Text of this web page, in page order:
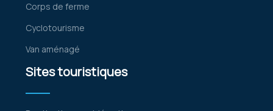
Corps de ferme
Cyclotourisme
Van aménagé
Sites touristiques